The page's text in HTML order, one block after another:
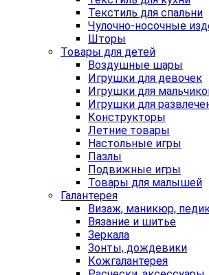
Текстиль для спальни
Чулочно-носочные
Шторы
Товары для детей
Воздушные шары
Игрушки для девочек
Игрушки для
Игрушки для
Конструкторы
Летние товары
Настольные игры
Пазлы
Подвижные игры
Товары для малышей
Галантерея
Визаж, маникюр,
Вязание и шитье
Зеркала
Зонты, дождевики
Кожгалантерея